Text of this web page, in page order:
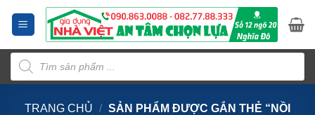
dung
Tìm
kiếm
sản
phẩm
TRANG CHỦ / SẢN PHẨM ĐƯỢC GẮN THẺ “NỒI